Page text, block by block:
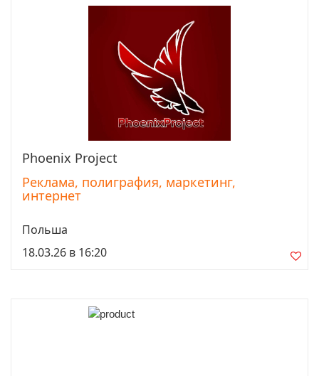
Phoenix Project
Реклама, полиграфия, маркетинг,
интернет
Польша
18.03.26 в 16:20